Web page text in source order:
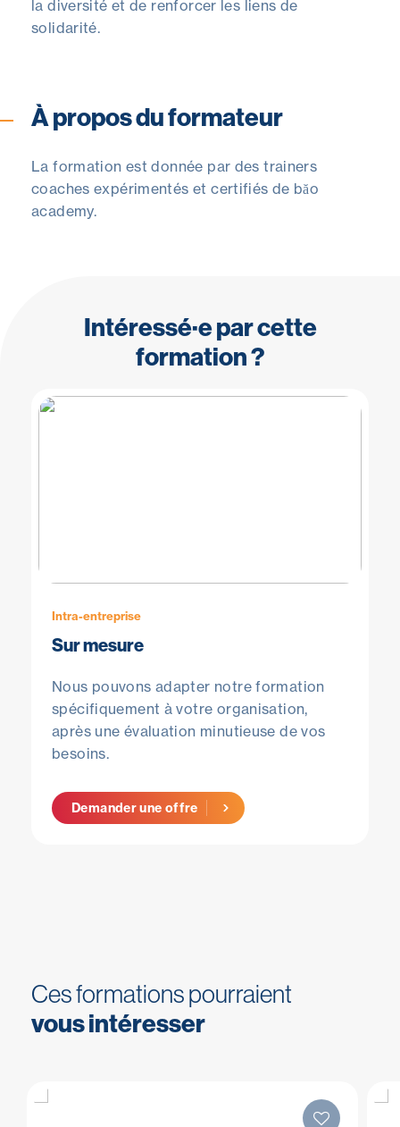
la diversité et de renforcer les liens de
solidarité.
À propos du formateur
La formation est donnée par des trainers
coaches expérimentés et certifiés de băo
academy.
Intéressé·e par cette
formation ?
Intra-entreprise
Sur mesure
Nous pouvons adapter notre formation
spécifiquement à votre organisation,
après une évaluation minutieuse de vos
besoins.
Demander une offre
Ces formations pourraient
vous intéresser